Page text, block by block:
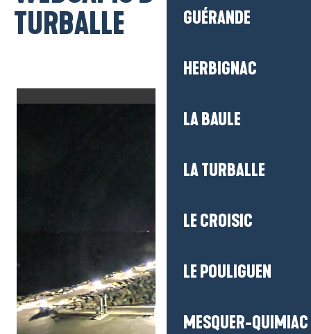
GUÉRANDE
HERBIGNAC
LA BAULE
LA TURBALLE
LE CROISIC
LE POULIGUEN
MESQUER-QUIMIAC
TURBALLE